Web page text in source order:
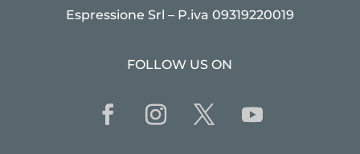
Espressione Srl – P.iva 09319220019
FOLLOW US ON